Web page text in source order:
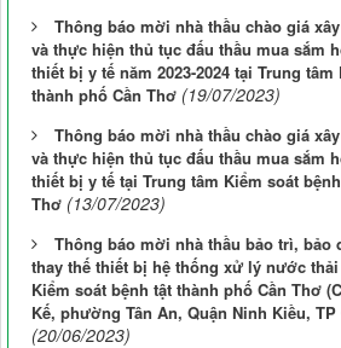
Thông báo mời nhà thầu chào giá
và thực hiện thủ tục đấu thầu mua sắm
thiết bị y tế năm 2023-2024 tại Trung
thành phố Cần Thơ (19/07/2023)
Thông báo mời nhà thầu chào giá
và thực hiện thủ tục đấu thầu mua sắm
thiết bị y tế tại Trung tâm Kiểm soát
Thơ (13/07/2023)
Thông báo mời nhà thầu bảo trì, bảo
thay thế thiết bị hệ thống xử lý nước
Kiểm soát bệnh tật thành phố Cần Thơ
Kế, phường Tân An, Quận Ninh Kiều, TP
(20/06/2023)